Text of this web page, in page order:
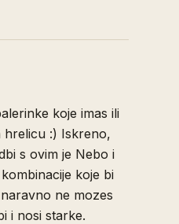
koje imas ili
hrelicu :) Iskreno,
s ovim je Nebo i
koje bi
ne mozes
i nosi starke.